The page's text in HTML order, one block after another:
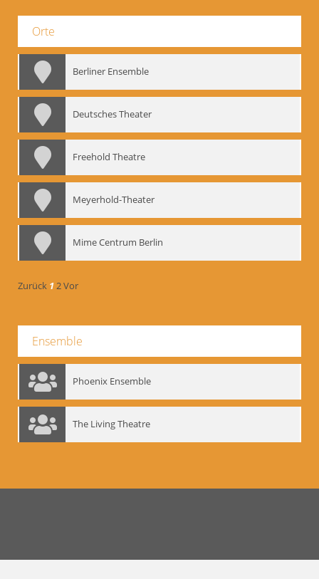
Orte
Berliner Ensemble
Deutsches Theater
Freehold Theatre
Meyerhold-Theater
Mime Centrum Berlin
Zurück 12Vor
Ensemble
Phoenix Ensemble
The Living Theatre